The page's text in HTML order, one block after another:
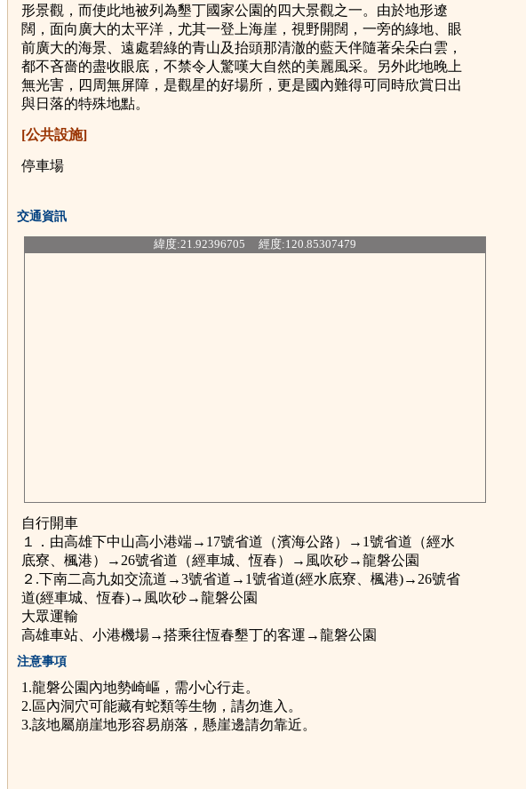
形景觀，而使此地被列為墾丁國家公園的四大景觀之一。由於地形遼
闊，面向廣大的太平洋，尤其一登上海崖，視野開闊，一旁的綠地、眼
前廣大的海景、遠處碧綠的青山及抬頭那清澈的藍天伴隨著朵朵白雲，
都不吝嗇的盡收眼底，不禁令人驚嘆大自然的美麗風采。另外此地晚上
無光害，四周無屏障，是觀星的好場所，更是國內難得可同時欣賞日出
與日落的特殊地點。
[公共設施]
停車場
交通資訊
緯度:21.92396705 經度:120.85307479
自行開車
１．由高雄下中山高小港端→17號省道（濱海公路）→1號省道（經水
底寮、楓港）→26號省道（經車城、恆春）→風吹砂→龍磐公園
２.下南二高九如交流道→3號省道→1號省道(經水底寮、楓港)→26號省
道(經車城、恆春)→風吹砂→龍磐公園
大眾運輸
高雄車站、小港機場→搭乘往恆春墾丁的客運→龍磐公園
注意事項
1.龍磐公園內地勢崎嶇，需小心行走。
2.區內洞穴可能藏有蛇類等生物，請勿進入。
3.該地屬崩崖地形容易崩落，懸崖邊請勿靠近。